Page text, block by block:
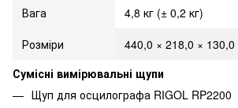
Вага
4,8 кг (± 0,2 кг)
Розміри
440,0 × 218,0 ×
Сумісні вимірювальні щупи
Щуп для осцилографа RIGOL RP2200